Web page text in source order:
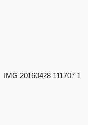
IMG 20160428 111707 1